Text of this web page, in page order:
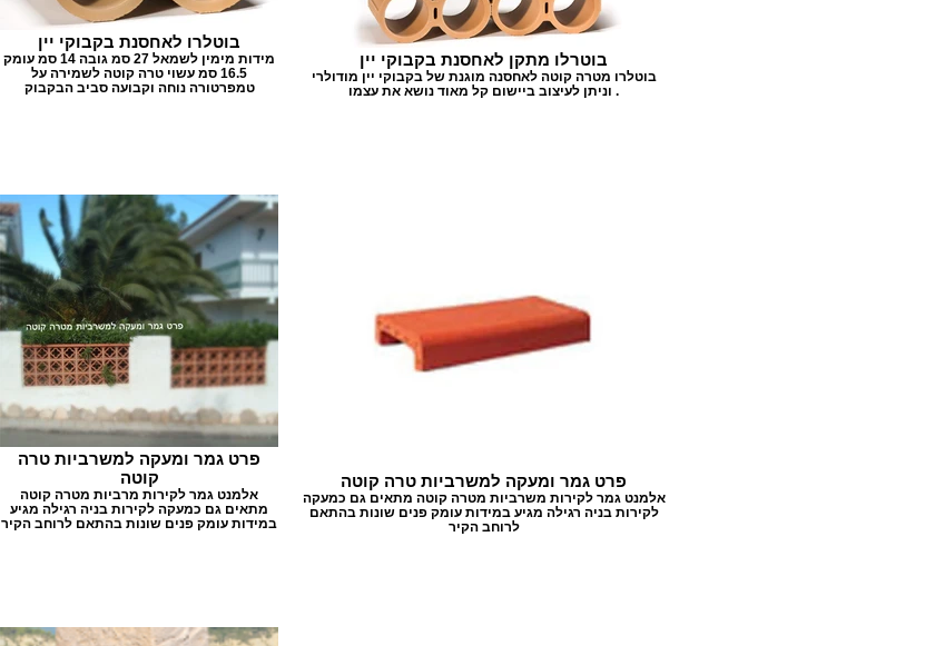
בוטלרו לאחסנת בקבוקי יין
מידות מימין לשמאל 27 סמ גובה 14 סמ עומק
16.5 סמ עשוי טרה קוטה לשמירה על
טמפרטורה נוחה וקבועה סביב הבקבוק
בוטרלו מתקן לאחסנת בקבוקי יין
בוטלרו מטרה קוטה לאחסנה מוגנת של בקבוקי יין מודולרי
וניתן לעיצוב ביישום קל מאוד נושא את עצמו .
פרט גמר ומעקה למשרביות טרה
קוטה
אלמנט גמר לקירות מרביות מטרה קוטה
מתאים גם כמעקה לקירות בניה רגילה מגיע
במידות עומק פנים שונות בהתאם לרוחב הקיר
פרט גמר ומעקה למשרביות טרה קוטה
אלמנט גמר לקירות משרביות מטרה קוטה מתאים גם כמעקה
לקירות בניה רגילה מגיע במידות עומק פנים שונות בהתאם
לרוחב הקיר